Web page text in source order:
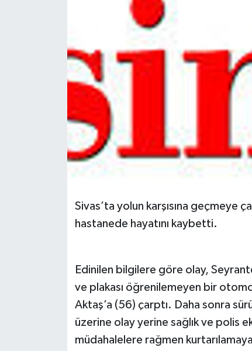
Sivas’ta yolun karşısına geçmeye
hastanede hayatını kaybetti.
Edinilen bilgilere göre olay,
ve plakası öğrenilemeyen bir
Aktaş’a (56) çarptı. Daha sonra
üzerine olay yerine sağlık ve polis
müdahalelere rağmen
Teknoloji
Tokat Haberleri